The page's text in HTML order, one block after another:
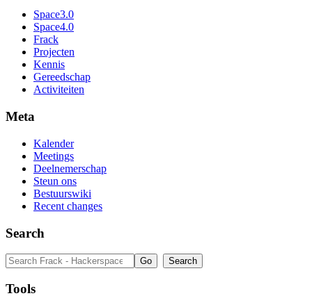
Space3.0
Space4.0
Frack
Projecten
Kennis
Gereedschap
Activiteiten
Meta
Kalender
Meetings
Deelnemerschap
Steun ons
Bestuurswiki
Recent changes
Search
Tools